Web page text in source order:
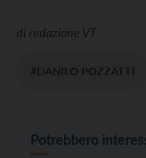
di redazione VT
#DANILO POZZATTI
Potrebbero